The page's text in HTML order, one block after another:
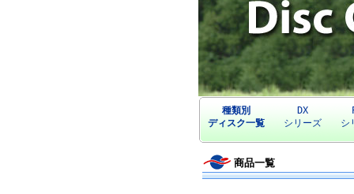
種類別
ディスク一覧
DX
シリーズ
シ
商品一覧